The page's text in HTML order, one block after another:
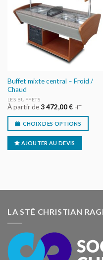
AU DEVIS
Buffet mixte central – Froid /
Chaud
LES BUFFETS
À partir de3 472,00€ HT
CHOIX DES OPTIONS
AJOUTER AU DEVIS
LA STÉ CHRISTIAN